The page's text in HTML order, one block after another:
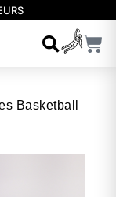
Basketball